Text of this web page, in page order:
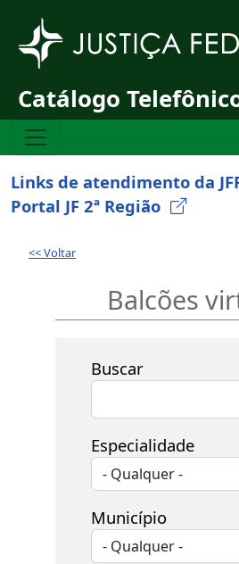
Catálogo
Links de atendimento da
Portal JF 2ª Região
<< Voltar
Balcões
Buscar
Especialidade
Município